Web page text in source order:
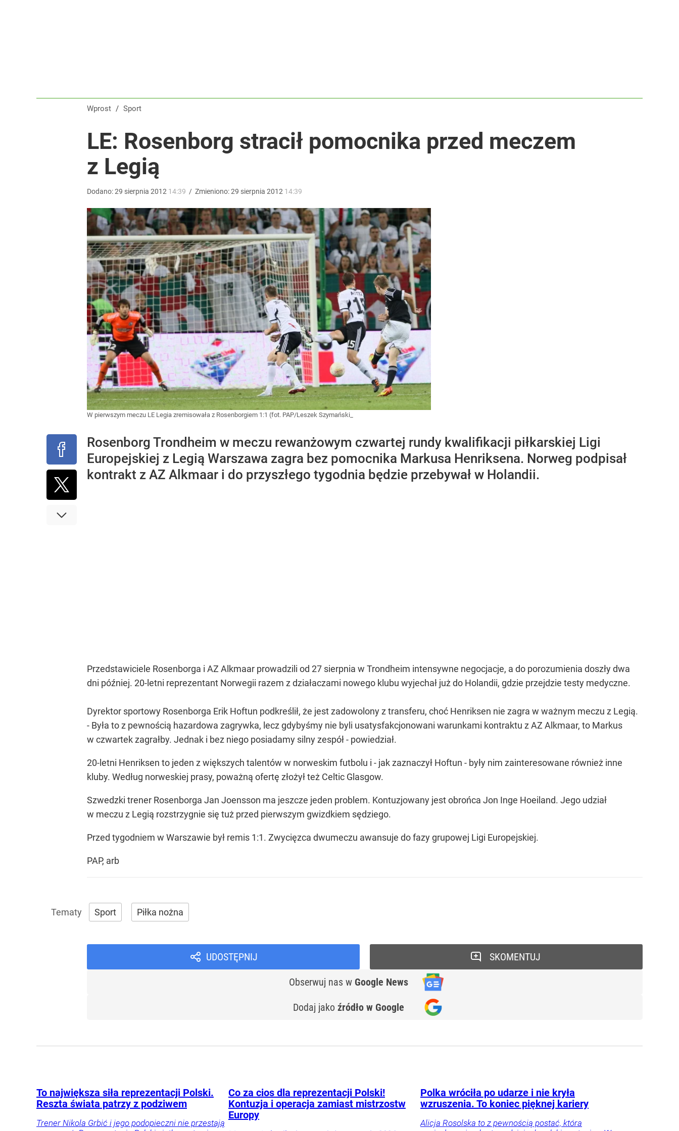
dodaj
Wprost / Sport
LE: Rosenborg stracił pomocnika przed meczem
z Legią
Dodano:29 sierpnia 2012 14:39 / Zmieniono:29 sierpnia 2012 14:39
W pierwszym meczu LE Legia zremisowała z Rosenborgiem 1:1 (fot. PAP/Leszek Szymański_
Rosenborg Trondheim w meczu rewanżowym czwartej rundy kwalifikacji piłkarskiej Ligi
Europejskiej z Legią Warszawa zagra bez pomocnika Markusa Henriksena. Norweg podpisał
kontrakt z AZ Alkmaar i do przyszłego tygodnia będzie przebywał w Holandii.
Przedstawiciele Rosenborga i AZ Alkmaar prowadzili od 27 sierpnia w Trondheim intensywne negocjacje, a do porozumienia doszły dwa
dni później. 20-letni reprezentant Norwegii razem z działaczami nowego klubu wyjechał już do Holandii, gdzie przejdzie testy medyczne.
Dyrektor sportowy Rosenborga Erik Hoftun podkreślił, że jest zadowolony z transferu, choć Henriksen nie zagra w ważnym meczu z Legią.
- Była to z pewnością hazardowa zagrywka, lecz gdybyśmy nie byli usatysfakcjonowani warunkami kontraktu z AZ Alkmaar, to Markus
w czwartek zagrałby. Jednak i bez niego posiadamy silny zespół - powiedział.
20-letni Henriksen to jeden z większych talentów w norweskim futbolu i - jak zaznaczył Hoftun - były nim zainteresowane również inne
kluby. Według norweskiej prasy, poważną ofertę złożył też Celtic Glasgow.
Szwedzki trener Rosenborga Jan Joensson ma jeszcze jeden problem. Kontuzjowany jest obrońca Jon Inge Hoeiland. Jego udział
w meczu z Legią rozstrzygnie się tuż przed pierwszym gwizdkiem sędziego.
Przed tygodniem w Warszawie był remis 1:1. Zwycięzca dwumeczu awansuje do fazy grupowej Ligi Europejskiej.
PAP, arb
Sport Piłka nożna
UDOSTĘPNIJ
Obserwuj nas w Google News
Dodaj jako źródło w Google
SKOMENTUJ
To największa siła reprezentacji Polski.
Reszta świata patrzy z podziwem
Trener Nikola Grbić i jego podopieczni nie przestają
Co za cios dla reprezentacji Polski!
Kontuzja i operacja zamiast mistrzostw
Europy
Polka wróciła po udarze i nie kryła
wzruszenia. To koniec pięknej kariery
Alicja Rosolska to z pewnością postać, która